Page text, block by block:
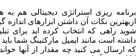
برنامه ریزی استراتژی دیجیتالی هم
ازبهترین نکات آن داشتن ابزارهای
شوید راهی که انتخاب کرده اید برای
داشته است مانند ایمیل مارکتینگ شما
که ارسال می کنید چه مقدار از آنها